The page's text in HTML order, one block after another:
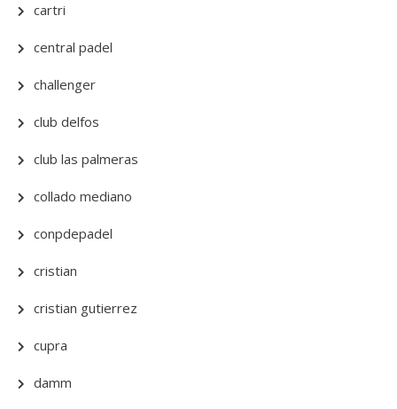
cartri
central padel
challenger
club delfos
club las palmeras
collado mediano
conpdepadel
cristian
cristian gutierrez
cupra
damm